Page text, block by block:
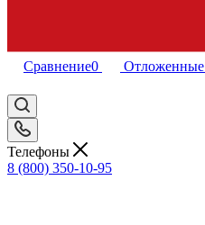
Сравнение0 Отложенные
Телефоны
8 (800) 350-10-95